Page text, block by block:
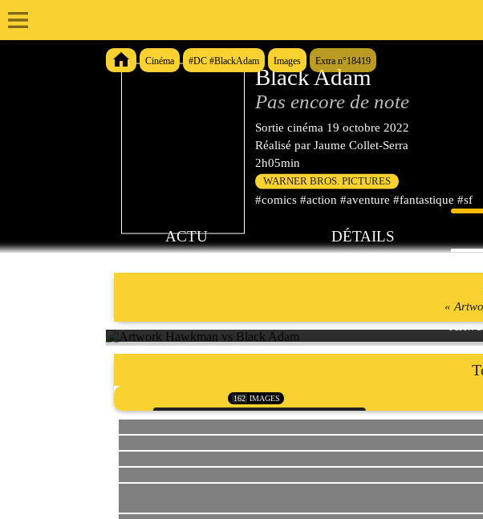
Cinéma #DC #BlackAdam Images Extra n°18419
Black Adam
Pas encore de note
Sortie cinéma 19 octobre 2022
Réalisé par Jaume Collet-Serra
2h05min
WARNER BROS. PICTURES
#comics #action #aventure #fantastique #sf
ACTU DÉTAILS
«
162 IMAGES